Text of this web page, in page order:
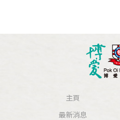
主頁
最新消息